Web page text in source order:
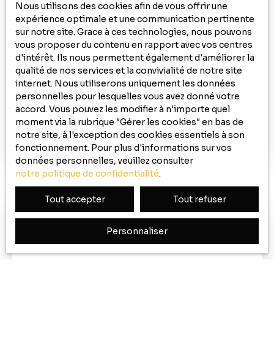
700€ /mois HC
APPARTEMENT À LOUER, 4 PIÈCES -
BOURBOURG 59630
4 pièces 93m²
Bourbourg 59630
Superbe appartement refait à neuf, au 2ème étage
d'un immeuble sécurisé, comprenant: entrée,
salon-séjour, cuisine (meuble évier), 2 chambres,
débarras, salle de bains, WC. Place de parking
privative en souterrain. Disponible de suite ! Loyer:
700€ HC, + 60€ prov/charges (TOM et entretien
des communs), TOTAL: 760€/mois Dépôt de
électrique). Honoraires: 700€ TTC (Bail et état des
Nous utilisons des cookies afin de vous offrir une
expérience optimale et une communication pertinente
sur notre site. Grace à ces technologies, nous pouvons
vous proposer du contenu en rapport avec vos centres
d'intérêt. Ils nous permettent également d'améliorer la
qualité de nos services et la convivialité de notre site
internet. Nous utiliserons uniquement les données
personnelles pour lesquelles vous avez donné votre
accord. Vous pouvez les modifier à n'importe quel
moment via la rubrique ″Gérer les cookies″ en bas de
notre site, à l'exception des cookies essentiels à son
fonctionnement. Pour plus d'informations sur vos
données personnelles, veuillez consulter
notre politique de confidentialité.
Tout accepter Tout refuser
Personnaliser